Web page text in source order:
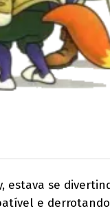
estava se
e